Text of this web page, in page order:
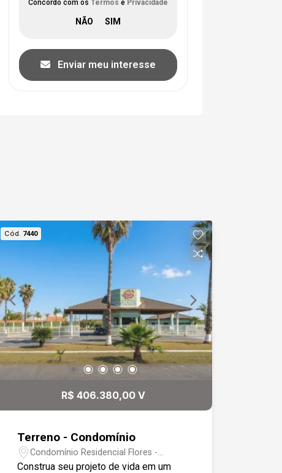
Concordo com os Termos e Privacidade
Enviar meu interesse
Cód. 7440
R$ 406.380,00 V
Terreno - Condomínio
Condomínio Residencial Flores -
Votorantim/SP
Construa seu projeto de vida em um